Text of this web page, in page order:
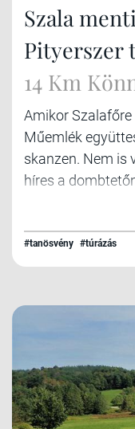
Szala
Pityerszer
14 Km
Amikor
Műemlék
skanzen. Nem is
híres a
#tanösvény #túrázás